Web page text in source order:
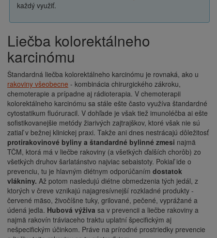
každý využiť.
Liečba kolorektálneho
karcinómu
Štandardná liečba kolorektálneho karcinómu je rovnaká, ako u
rakoviny všeobecne - kombinácia chirurgického zákroku,
chemoterapie a prípadne aj rádioterapia. V chemoterapii
kolorektálneho karcinómu sa stále ešte často využíva štandardné
cytostatikum fluóruracil. V dohľade je však tiež imunoléčba ai ešte
sofistikovanejšie metódy žiarivých zajtrajškov, ktoré však nie sú
zatiaľ v bežnej klinickej praxi. Takže ani dnes nestrácajú dôležitosť
protirakovinové byliny a štandardné bylinné zmesi najmä
TČM, ktorá má v liečbe rakoviny (a všetkých ďalších chorôb) zo
všetkých druhov šarlatánstvo najviac sebaistoty. Pokiaľ ide o
prevenciu, tu je hlavným diétnym odporúčaním dostatok
vlákniny. Až potom nasledujú diétne obmedzenia tých jedál, z
ktorých v čreve vznikajú najagresívnejší rozkladné produkty -
červené mäso, živočíšne tuky, grilované, pečené, vyprážané a
údená jedla. Hubová výživa sa v prevencii a liečbe rakoviny a
najmä rakovín tráviaceho traktu uplatní špecifickým aj
nešpecifickým účinkom. Práve na prírodné prostriedky prevencie